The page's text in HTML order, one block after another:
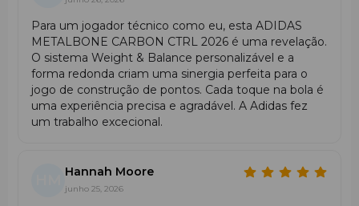
Para um jogador técnico como eu, esta ADIDAS
METALBONE CARBON CTRL 2026 é uma revelação.
O sistema Weight & Balance personalizável e a
forma redonda criam uma sinergia perfeita para o
jogo de construção de pontos. Cada toque na bola é
uma experiência precisa e agradável. A Adidas fez
um trabalho excecional.
Hannah Moore
junho 25, 2026